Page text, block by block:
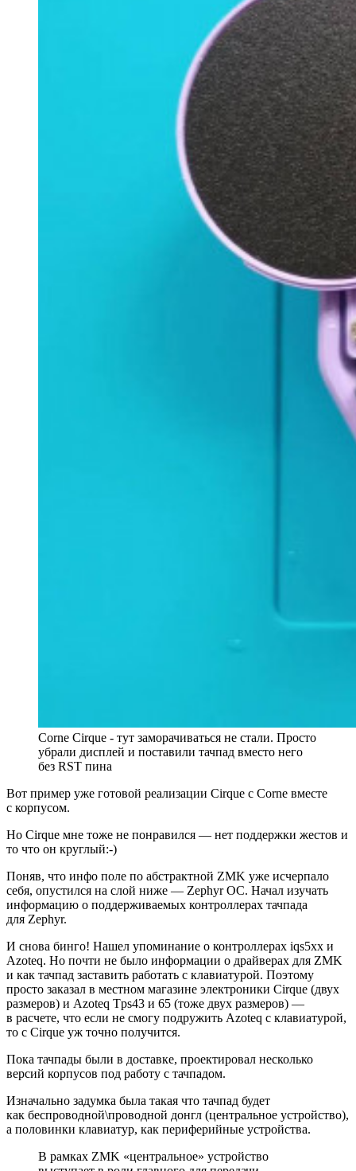
Corne Cirque - тут заморачиваться не стали. Просто
убрали дисплей и поставили тачпад вместо него
без RST пина
Вот пример уже готовой реализации Cirque с Corne вместе
с корпусом.
Но Cirque мне тоже не понравился — нет поддержки жестов и
то что он круглый:‑)
Поняв, что инфо поле по абстрактной ZMK уже исчерпало
себя, опустился на слой ниже — Zephyr ОС. Начал изучать
информацию о поддерживаемых контроллерах тачпада
для Zephyr.
И снова бинго! Нашел упоминание о контроллерах iqs5xx и
Azoteq. Но почти не было информации о драйверах для ZMK
и как тачпад заставить работать с клавиатурой. Поэтому
просто заказал в местном магазине электроники Cirque (двух
размеров) и Azoteq Tps43 и 65 (тоже двух размеров) —
в расчете, что если не смогу подружить Azoteq c клавиатурой,
то c Cirque уж точно получится.
Пока тачпады были в доставке, проектировал несколько
версий корпусов под работу с тачпадом.
Изначально задумка была такая что тачпад будет
как беспроводной\проводной донгл (центральное устройство),
а половинки клавиатур, как периферийные устройства.
В рамках ZMK «центральное» устройство